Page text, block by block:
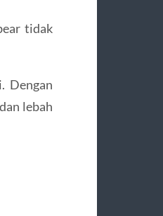
tidak
Dengan
lebah